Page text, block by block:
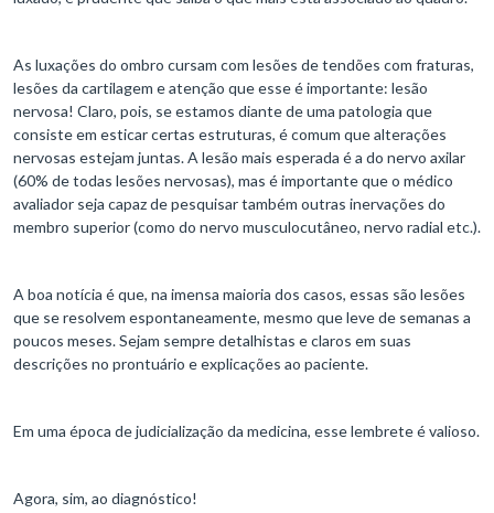
As luxações do ombro cursam com lesões de tendões com fraturas,
lesões da cartilagem e atenção que esse é importante: lesão
nervosa! Claro, pois, se estamos diante de uma patologia que
consiste em esticar certas estruturas, é comum que alterações
nervosas estejam juntas. A lesão mais esperada é a do nervo axilar
(60% de todas lesões nervosas), mas é importante que o médico
avaliador seja capaz de pesquisar também outras inervações do
membro superior (como do nervo musculocutâneo, nervo radial etc.).
A boa notícia é que, na imensa maioria dos casos, essas são lesões
que se resolvem espontaneamente, mesmo que leve de semanas a
poucos meses. Sejam sempre detalhistas e claros em suas
descrições no prontuário e explicações ao paciente.
Em uma época de judicialização da medicina, esse lembrete é valioso.
Agora, sim, ao diagnóstico!